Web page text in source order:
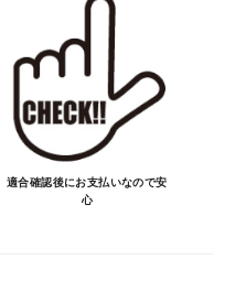
一旦ご注文のお手
を行い、商品が愛
から決済となりま
適合確認後にお支払いなので安
心